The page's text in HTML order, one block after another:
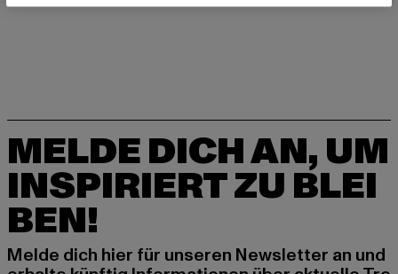
MELDE DICH AN, UM
INSPIRIERT ZU BLEI
BEN!
Melde dich hier für unseren Newsletter an und